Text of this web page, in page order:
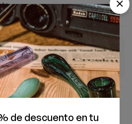
ENVÍO GRATIS
+$1,500 MXN
En tu pedido
de descuento en tu